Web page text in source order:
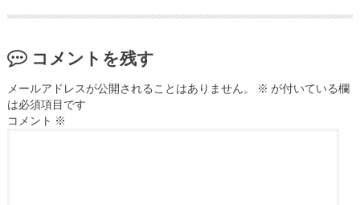
コメントを残す
メールアドレスが公開されることはありません。 ※ が付いている欄
は必須項目です
コメント ※